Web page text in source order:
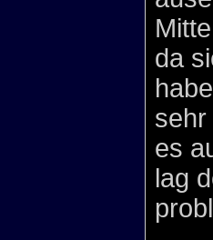
da
sehr
es
lag